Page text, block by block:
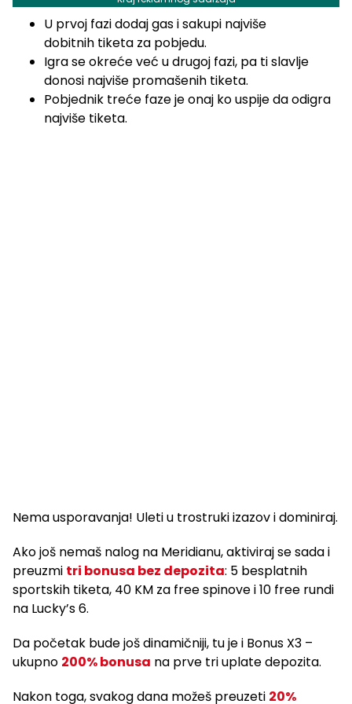
U prvoj fazi dodaj gas i sakupi najviše
dobitnih tiketa za pobjedu.
Igra se okreće već u drugoj fazi, pa ti slavlje
donosi najviše promašenih tiketa.
Pobjednik treće faze je onaj ko uspije da odigra
najviše tiketa.
Nema usporavanja! Uleti u trostruki izazov i dominiraj.
Ako još nemaš nalog na Meridianu, aktiviraj se sada i
preuzmi tri bonusa bez depozita: 5 besplatnih
sportskih tiketa, 40 KM za free spinove i 10 free rundi
na Lucky’s 6.
Da početak bude još dinamičniji, tu je i Bonus X3 –
ukupno 200% bonusa na prve tri uplate depozita.
Nakon toga, svakog dana možeš preuzeti 20%